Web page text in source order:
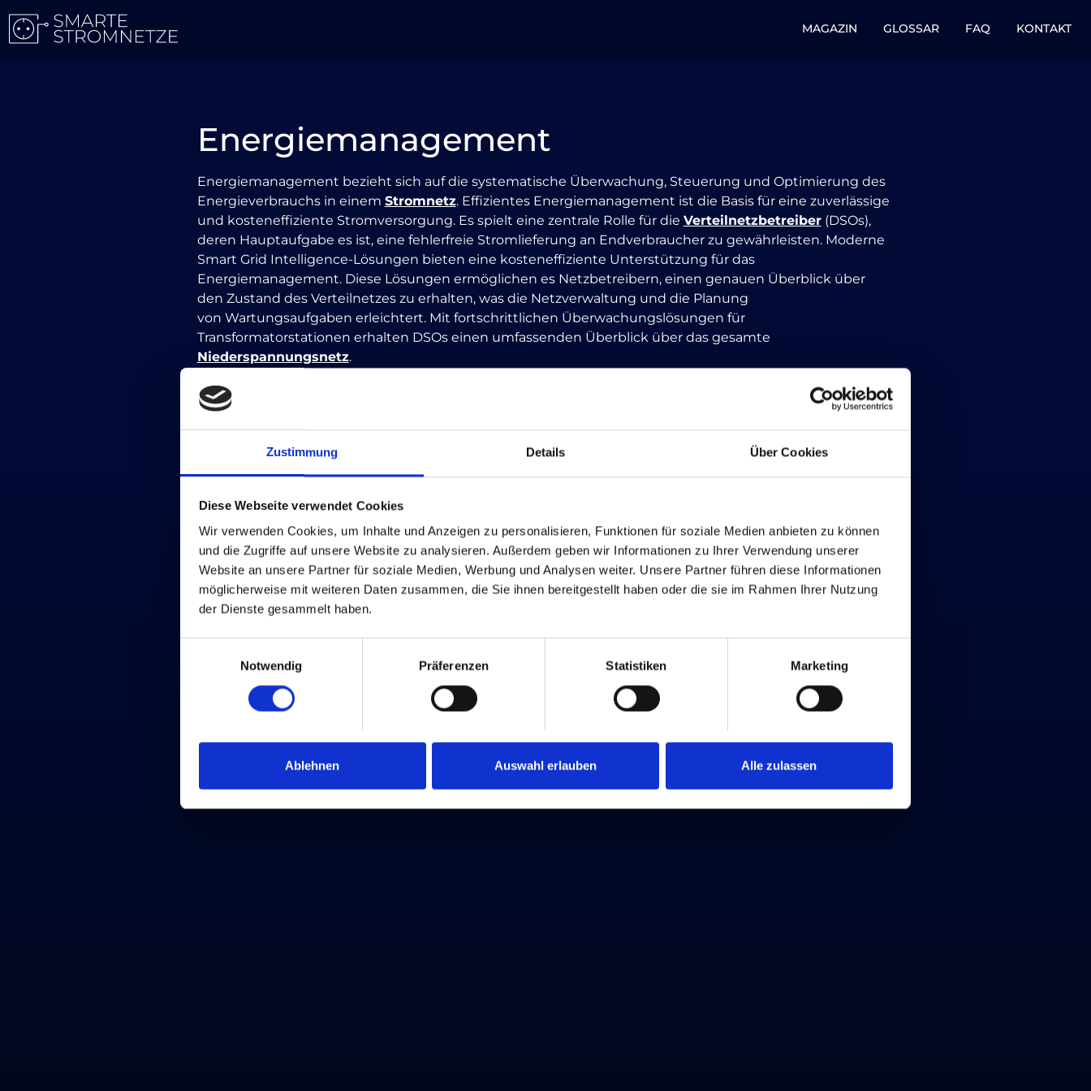
Zustimmung Details Über Cookies
Diese Webseite verwendet Cookies
Wir verwenden Cookies, um Inhalte und Anzeigen zu personalisieren, Funktionen für soziale Medien anbieten zu können
und die Zugriffe auf unsere Website zu analysieren. Außerdem geben wir Informationen zu Ihrer Verwendung unserer
Website an unsere Partner für soziale Medien, Werbung und Analysen weiter. Unsere Partner führen diese Informationen
möglicherweise mit weiteren Daten zusammen, die Sie ihnen bereitgestellt haben oder die sie im Rahmen Ihrer Nutzung
der Dienste gesammelt haben.
Notwendig
Präferenzen Statistiken Marketing
Ablehnen Auswahl erlauben Alle zulassen
MAGAZIN GLOSSAR FAQ KONTAKT
Energiemanagement
Energiemanagement bezieht sich auf die systematische Überwachung, Steuerung und Optimierung des
Energieverbrauchs in einem Stromnetz. Effizientes Energiemanagement ist die Basis für eine zuverlässige
und kosteneffiziente Stromversorgung. Es spielt eine zentrale Rolle für die Verteilnetzbetreiber(DSOs),
deren Hauptaufgabe es ist, eine fehlerfreie Stromlieferung an Endverbraucher zu gewährleisten. Moderne
Smart Grid Intelligence-Lösungen bieten eine kosteneffiziente Unterstützung für das
Energiemanagement. Diese Lösungen ermöglichen es Netzbetreibern, einen genauen Überblick über
den Zustand des Verteilnetzes zu erhalten, was die Netzverwaltung und die Planung
von Wartungsaufgaben erleichtert. Mit fortschrittlichen Überwachungslösungen für
Transformatorstationen erhalten DSOs einen umfassenden Überblick über das gesamte
Niederspannungsnetz.
Zurück zum Glossar